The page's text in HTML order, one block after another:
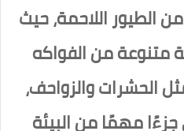
الطيور اللاحمة، حيث
من الفواكه
الحشرات والزواحف،
مهمًا من البيئة